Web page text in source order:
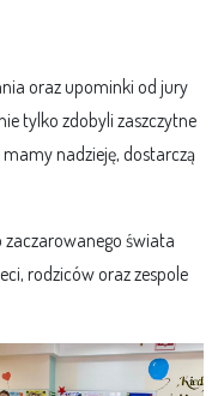
oraz upominki od jury
tylko zdobyli zaszczytne
nadzieję, dostarczą
zaczarowanego świata
rodziców oraz zespole